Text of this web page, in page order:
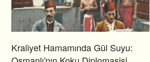
Kraliyet Hamamında Gül Suyu: